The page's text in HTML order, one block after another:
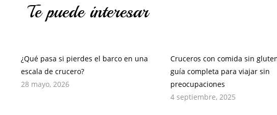
Te puede interesar
¿Qué pasa si pierdes el barco en una
escala de crucero?
28 mayo, 2026
Cruceros con comida sin
guía completa para viajar sin
preocupaciones
4 septiembre, 2025